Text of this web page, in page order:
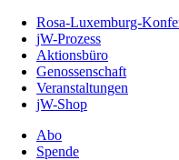
Inhalt
Seite
Rosa-Luxemburg-
jW-Prozess
Aktionsbüro
Genossenschaft
Veranstaltungen
jW-Shop
Abo
Spende